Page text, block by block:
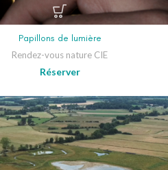
Papillons de lumière
Rendez-vous nature CIE
Réserver